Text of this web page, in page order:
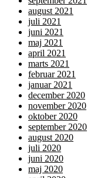
august 2021
juli 2021
juni 2021
maj 2021
april 2021
marts 2021
februar 2021
januar 2021
december 2020
november 2020
oktober 2020
september 2020
august 2020
juli 2020
juni 2020
maj 2020